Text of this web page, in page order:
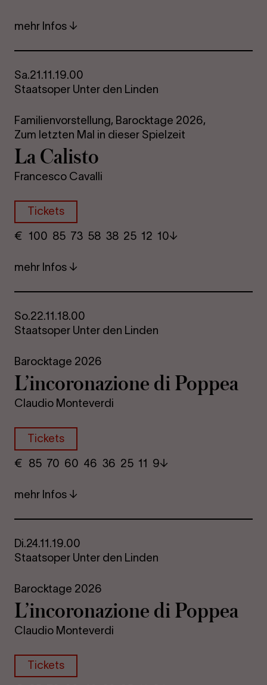
mehr Infos
Sa.21.11.19.00
Staatsoper Unter den Linden
Familienvorstellung, Barocktage 2026,
Zum letzten Mal in dieser Spielzeit
La Ca­lis­to
Francesco Cavalli
Tickets
€ ​ 100 85 73​ 58 38 25​ 12 10
mehr Infos
So.22.11.18.00
Staatsoper Unter den Linden
Barocktage 2026
L’in­co­ro­na­zio­ne di Pop­pea
Claudio Monteverdi
Tickets
€ ​ 85 70 60​ 46 36 25​ 11 9
mehr Infos
Di.24.11.19.00
Staatsoper Unter den Linden
Barocktage 2026
L’in­co­ro­na­zio­ne di Pop­pea
Claudio Monteverdi
Tickets